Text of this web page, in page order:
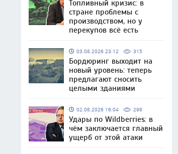
Топливный кризис: в
стране проблемы с
производством, но у
перекупов всё есть
03.08.2026 23:12 315
Бордюринг выходит на
новый уровень: теперь
предлагают сносить
целыми зданиями
02.08.2026 16:04 298
Удары по Wildberries: в
чём заключается главный
ущерб от этой атаки